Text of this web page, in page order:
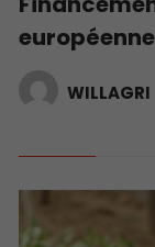
européenne
WILLAGRI